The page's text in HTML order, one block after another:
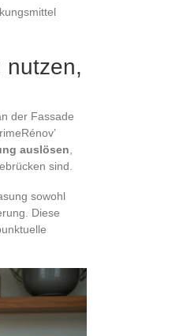
nutzen,
der Fassade
auslösen
sind.
sowohl
Diese